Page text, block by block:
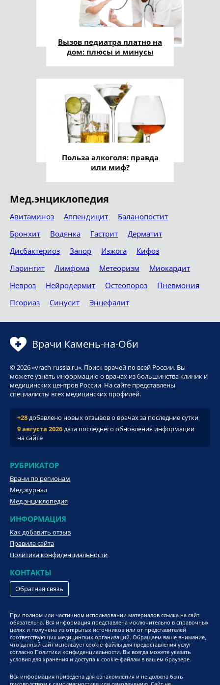
Вызов педиатра платно на
дом: плюсы и минусы
Польза алкоголя: правда
или миф?
Мед.энциклопедия
Авитаминоз Аппендицит
Баланопостит
Бронхит
Водянка Гастрит
Дерматит
Дисбактериоз
Запор Изжога
Кифоз
Ларингит
Лимфома Метеоризм
Миокардит
Невроз
Нейродермит Остеопороз
Пневмония
Псориаз
Синусит Энцефалит
Врачи Камень-на-Оби
© 2026 «vrach-russia.ru». Поиск врачей по всей России. Вы
можете узнать информацию о врачах из большинства клиник и
медицинских центров России. На сайте представлены
специалисты всех медицинских профилей.
+28добавлено новых отзывов о врачах за последние сутки
9 августа 2026дата последнего обновления информации
на сайте
РУБРИКАТОР
Врачи по регионам
Мед.журнал
Мед.энциклопедия
ИНФОРМАЦИЯ
Как добавить отзыв
Правила сайта
Политика конфиденциальности
КОНТАКТЫ
Обратная связь
При полном или частичном использовании материалов ссылка на сайт
обязательна. Вся информация представлена исключительно в справочных
целях и получена из открытых источников или от представителей
соответствующих медицинских организаций. Обращаем ваше внимание,
что данный сайт использует cookie-файлы для предоставления услуг
согласно Политики конфиденциальности. Вы всегда можете указать
условия для хранения и доступа к cookie-файлам в вашем браузере.
Вся информация приведена для ознакомления и не должна быть